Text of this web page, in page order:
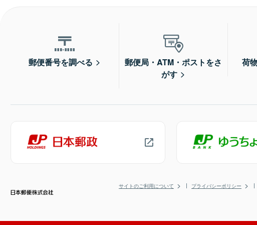
郵便番号を調べる
郵便局・ATM・ポストをさ
がす
荷
サイトのご利用について プライバシーポリシー